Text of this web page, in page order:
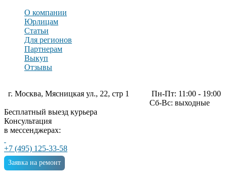
О компании
Юрлицам
Статьи
Для регионов
Партнерам
Выкуп
Отзывы
г. Москва, Мясницкая ул., 22, стр 1
Пн-Пт: 11:00 - 19:00
Сб-Вс: выходные
Бесплатный выезд курьера
Консультация
в мессенджерах:
+7 (495) 125-33-58
Заявка на ремонт